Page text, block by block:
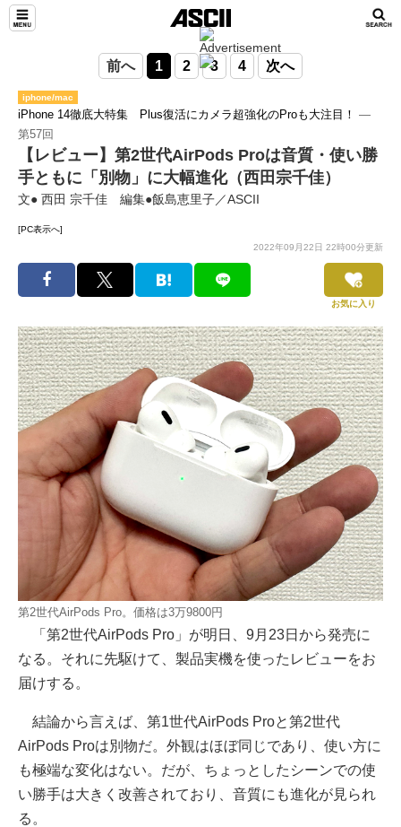
前へ 1 2 3 4 次へ
iphone/mac
iPhone 14徹底大特集 Plus復活にカメラ超強化のProも大注目！ ―
第57回
【レビュー】第2世代AirPods Proは音質・使い勝
手ともに「別物」に大幅進化（西田宗千佳）
文● 西田 宗千佳 編集●飯島恵里子／ASCII
[PC表示へ]
2022年09月22日 22時00分更新
お気に入り
第2世代AirPods Pro。価格は3万9800円
「第2世代AirPods Pro」が明日、9月23日から発売に
なる。それに先駆けて、製品実機を使ったレビューをお
届けする。
結論から言えば、第1世代AirPods Proと第2世代
AirPods Proは別物だ。外観はほぼ同じであり、使い方に
も極端な変化はない。だが、ちょっとしたシーンでの使
い勝手は大きく改善されており、音質にも進化が見られ
る。